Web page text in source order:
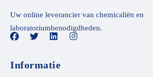
Uw online leverancier van chemicaliën en
laboratoriumbenodigdheden.
Informatie